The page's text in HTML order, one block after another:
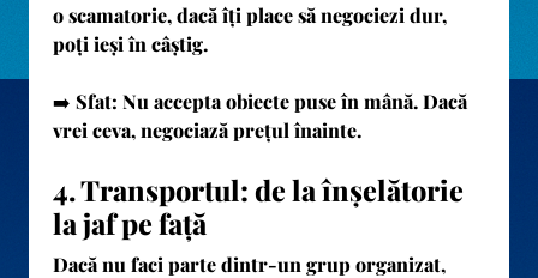
o scamatorie, dacă îți place să negociezi dur,
poți ieși în câștig.
➡️ Sfat: Nu accepta obiecte puse în mână. Dacă
vrei ceva, negociază prețul înainte.
4. Transportul: de la înșelătorie
la jaf pe față
Dacă nu faci parte dintr-un grup organizat,